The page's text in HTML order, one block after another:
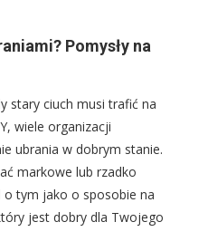
Pomysły na
stary ciuch musi trafić na
wiele organizacji
ubrania w dobrym stanie.
markowe lub rzadko
o tym jako o sposobie na
jest dobry dla Twojego